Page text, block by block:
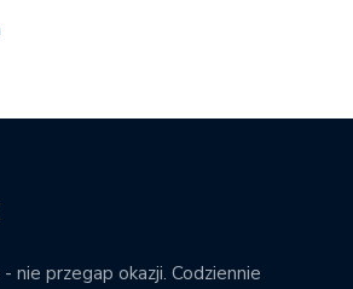
nie przegap okazji. Codziennie